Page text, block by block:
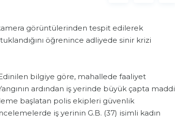
görüntülerinden tespit edilerek
öğrenince adliyede sinir krizi
bilgiye göre, mahallede faaliyet
ardından iş yerinde büyük çapta maddi
başlatan polis ekipleri güvenlik
iş yerinin G.B. (37) isimli kadın